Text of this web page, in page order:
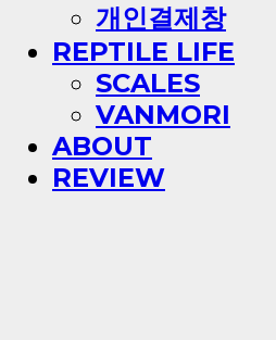
개인결제창
REPTILE LIFE
SCALES
VANMORI
ABOUT
REVIEW